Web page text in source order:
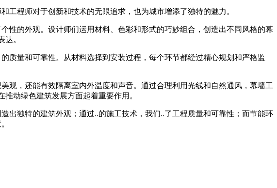
程师对于创新和技术的无限追求，也为城市增添了独特的魅力。
性的外观。设计师们运用材料、色彩和形式的巧妙组合，创造出不同风格的幕
。
质量和可靠性。从材料选择到安装过程，每个环节都经过精心规划和严格监
观，还能有效隔离室内外温度和声音。通过合理利用光线和自然通风，幕墙工
动绿色建筑发展方面起着重要作用。
出独特的建筑外观；通过..的施工技术，我们..了工程质量和可靠性；而节能环